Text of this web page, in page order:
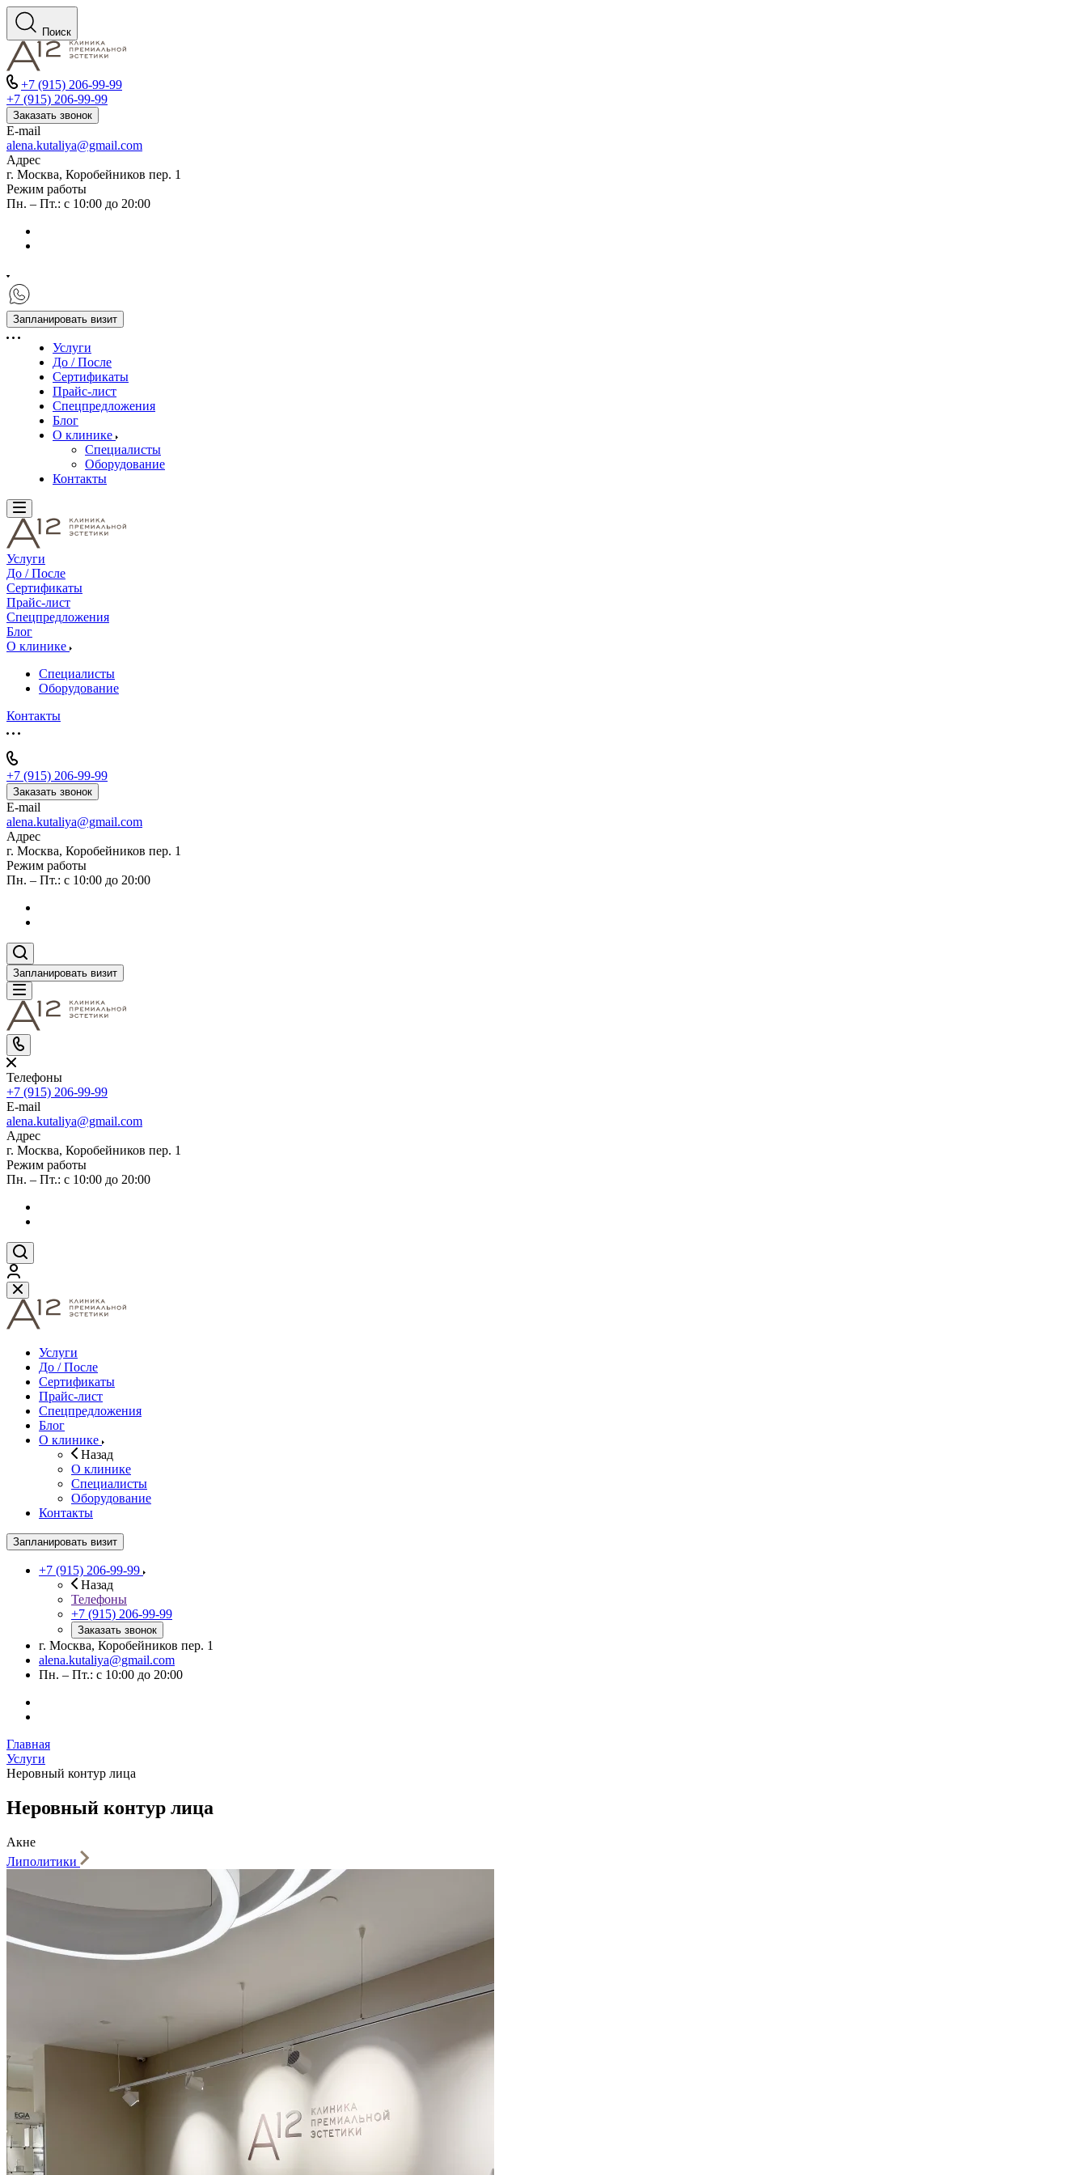
Поиск
+7 (915) 206-99-99
+7 (915) 206-99-99
Заказать звонок
E-mail
alena.kutaliya@gmail.com
Адрес
г. Москва, Коробейников пер. 1
Режим работы
Пн. – Пт.: с 10:00 до 20:00
Запланировать визит
Услуги
До / После
Сертификаты
Прайс-лист
Спецпредложения
Блог
О клинике
Специалисты
Оборудование
Контакты
Услуги
До / После
Сертификаты
Прайс-лист
Спецпредложения
Блог
О клинике
Специалисты
Оборудование
Контакты
+7 (915) 206-99-99
Заказать звонок
E-mail
alena.kutaliya@gmail.com
Адрес
г. Москва, Коробейников пер. 1
Режим работы
Пн. – Пт.: с 10:00 до 20:00
Запланировать визит
Телефоны
+7 (915) 206-99-99
E-mail
alena.kutaliya@gmail.com
Адрес
г. Москва, Коробейников пер. 1
Режим работы
Пн. – Пт.: с 10:00 до 20:00
Услуги
До / После
Сертификаты
Прайс-лист
Спецпредложения
Блог
О клинике
Назад
О клинике
Специалисты
Оборудование
Контакты
Запланировать визит
+7 (915) 206-99-99
Назад
Телефоны
+7 (915) 206-99-99
Заказать звонок
г. Москва, Коробейников пер. 1
alena.kutaliya@gmail.com
Пн. – Пт.: с 10:00 до 20:00
Главная
Услуги
Неровный контур лица
Неровный контур лица
Акне
Липолитики